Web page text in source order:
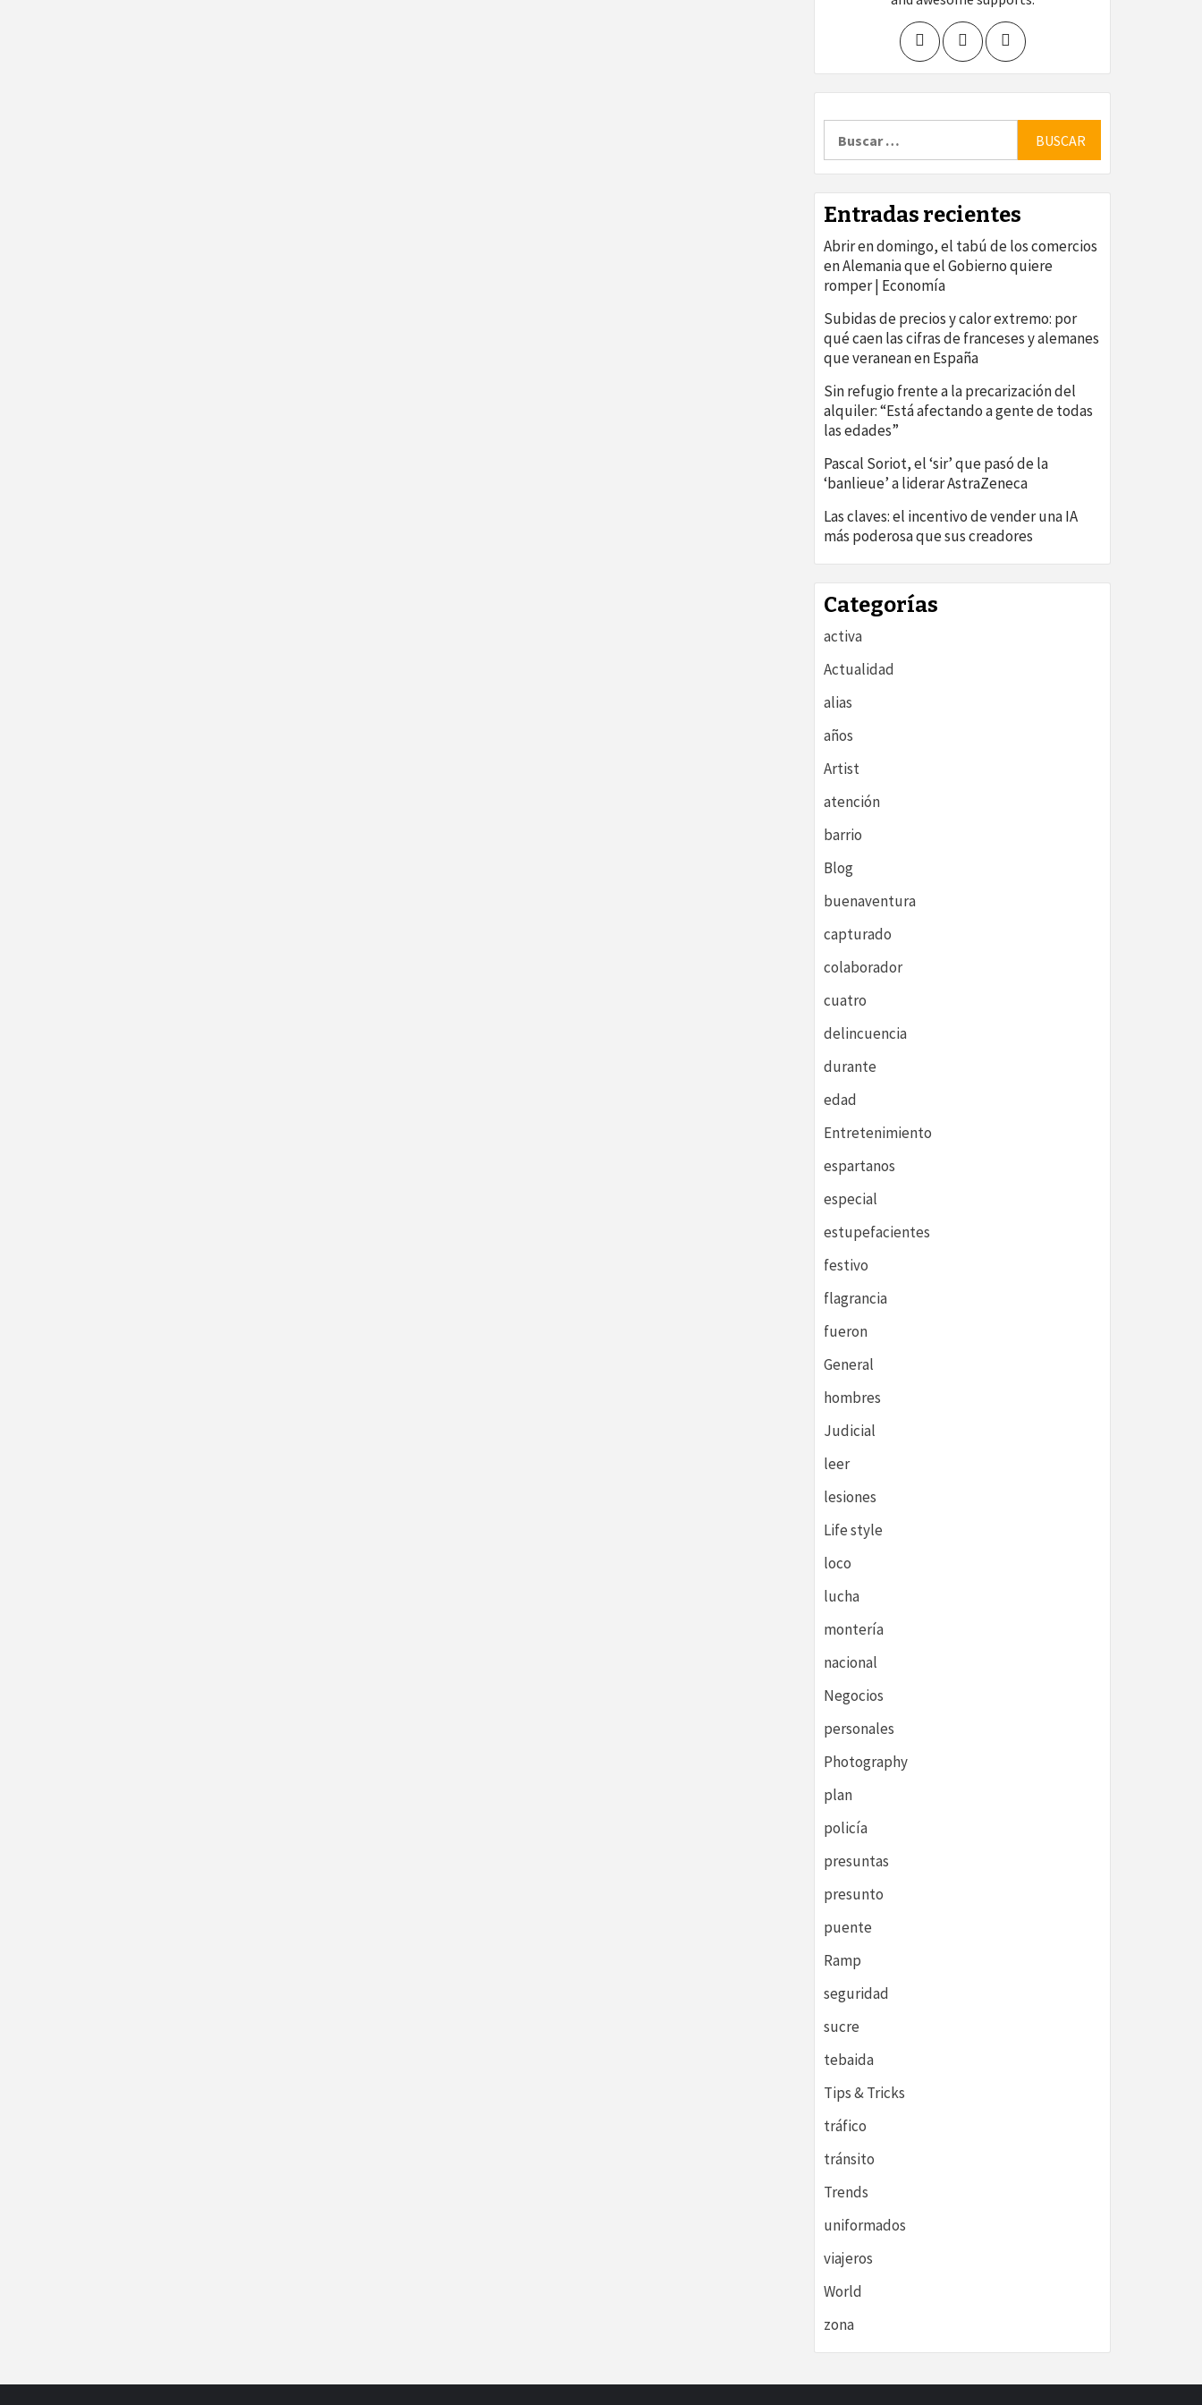
Entradas recientes
Abrir en domingo, el tabú de los comercios
en Alemania que el Gobierno quiere
romper | Economía
Subidas de precios y calor extremo: por
qué caen las cifras de franceses y alemanes
que veranean en España
Sin refugio frente a la precarización del
alquiler: “Está afectando a gente de todas
las edades”
Pascal Soriot, el ‘sir’ que pasó de la
‘banlieue’ a liderar AstraZeneca
Las claves: el incentivo de vender una IA
más poderosa que sus creadores
Categorías
activa
Actualidad
alias
años
Artist
atención
barrio
Blog
buenaventura
capturado
colaborador
cuatro
delincuencia
durante
edad
Entretenimiento
espartanos
especial
estupefacientes
festivo
flagrancia
fueron
General
hombres
Judicial
leer
lesiones
Life style
loco
lucha
montería
nacional
Negocios
personales
Photography
plan
policía
presuntas
presunto
puente
Ramp
seguridad
sucre
tebaida
Tips & Tricks
tráfico
tránsito
Trends
uniformados
viajeros
World
zona